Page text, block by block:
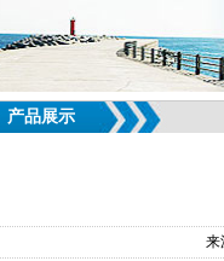
产品展示
来